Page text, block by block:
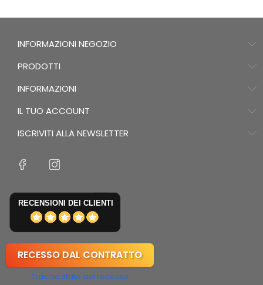
INFORMAZIONI NEGOZIO
PRODOTTI
INFORMAZIONI
IL TUO ACCOUNT
ISCRIVITI ALLA NEWSLETTER
RECENSIONI DEI CLIENTI
RECESSO DAL CONTRATTO
Traccia stato del recesso